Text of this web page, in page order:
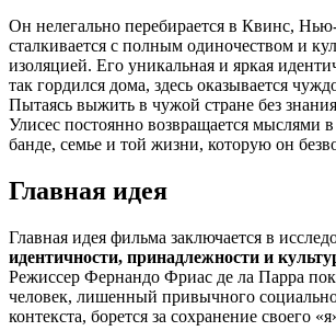
Он нелегально перебирается в Квинс,
сталкивается с полным одиночеством и
изоляцией. Его уникальная и яркая
так гордился дома, здесь оказывается
Пытаясь выжить в чужой стране без
Улисес постоянно возвращается мыслями
банде, семье и той жизни, которую он
Главная идея
Главная идея фильма заключается в
идентичности, принадлежности и
Режиссер Фернандо Фриас де ла Парра
человек, лишенный привычного
контекста, борется за сохранение своего